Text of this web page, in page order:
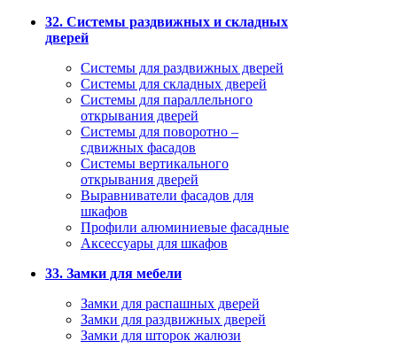
32. Системы раздвижных и складных
дверей
Системы для раздвижных дверей
Системы для складных дверей
Системы для параллельного
открывания дверей
Системы для поворотно –
сдвижных фасадов
Системы вертикального
открывания дверей
Выравниватели фасадов для
шкафов
Профили алюминиевые фасадные
Аксессуары для шкафов
33. Замки для мебели
Замки для распашных дверей
Замки для раздвижных дверей
Замки для шторок жалюзи